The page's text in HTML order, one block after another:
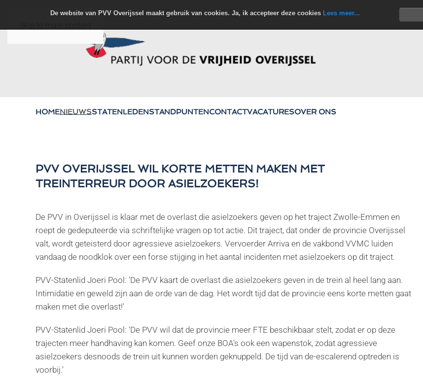
De website van PVV Overijssel maakt gebruik van cookies. Ja, ik accepteer deze cookies Lees meer...
HOMENIEUWSSTATENLEDENSTANDPUNTENCONTACTVACATURESOVER ONS
PVV OVERIJSSEL WIL KORTE METTEN MAKEN MET
TREINTERREUR DOOR ASIELZOEKERS!
De PVV in Overijssel is klaar met de overlast die asielzoekers geven op het traject Zwolle-Emmen en
roept de gedeputeerde via schriftelijke vragen op tot actie. Dit traject, dat onder de provincie Overijssel
valt, wordt geteisterd door agressieve asielzoekers. Vervoerder Arriva en de vakbond VVMC luiden
vandaag de noodklok over een forse stijging in het aantal incidenten met asielzoekers op dit traject.
PVV-Statenlid Joeri Pool: 'De PVV kaart de overlast die asielzoekers geven in de trein al heel lang aan.
Intimidatie en geweld zijn aan de orde van de dag. Het wordt tijd dat de provincie eens korte metten gaat
maken met die overlast!'
PVV-Statenlid Joeri Pool: 'De PVV wil dat de provincie meer FTE beschikbaar stelt, zodat er op deze
trajecten meer handhaving kan komen. Geef onze BOA's ook een wapenstok, zodat agressieve
asielzoekers desnoods de trein uit kunnen worden geknuppeld. De tijd van de-escalerend optreden is
voorbij.'